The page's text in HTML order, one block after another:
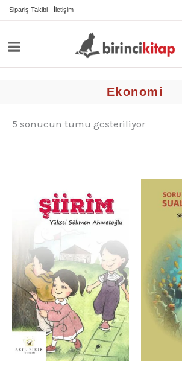
İçeriğe
Sipariş Takibi İletişim
Ekonomi
5 sonucun tümü gösteriliyor
göre